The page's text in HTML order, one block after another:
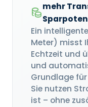
mehr
Ein
Meter) misst
Echtzeit und
und
Grundlage
Sie nutzen
ist – ohne